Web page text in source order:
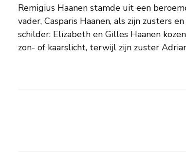
Remigius Haanen stamde uit een
vader, Casparis Haanen, als zijn zusters
schilder: Elizabeth en Gilles Haanen
zon- of kaarslicht, terwijl zijn zuster
uitmuntend stillevenschilderes.
Ravenswaay, en zette de fijn-
leermeester voort in romantische